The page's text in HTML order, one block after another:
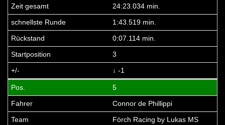
24:23.034 min.
1:43.519 min.
0:07.114 min.
3
↓ -1
5
Connor de Phillippi
Förch Racing by Lukas MS